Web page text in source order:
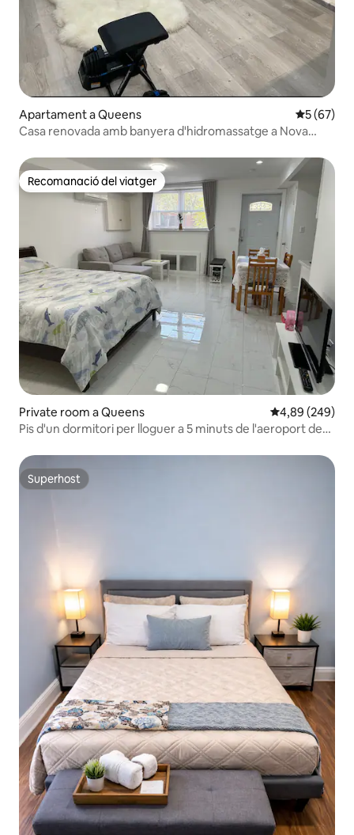
Apartament a Queens 5 de
5 (67)
Casa renovada amb banyera d'hidromassatge a Nova
Recomanació del viatger
Recomanació del viatger
Private room a Queens 4,89 de
4,89 (249)
Pis d'un dormitori per lloguer a 5 minuts de l'aeroport de
Superhost
Superhost